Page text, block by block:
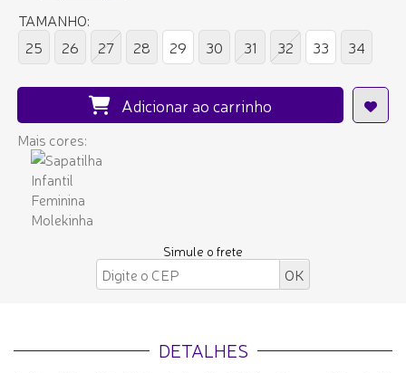
TAMANHO:
25
26 27 28 29 30 31 32 33 34
Adicionar ao carrinho
Mais cores:
Simule o frete
DETALHES